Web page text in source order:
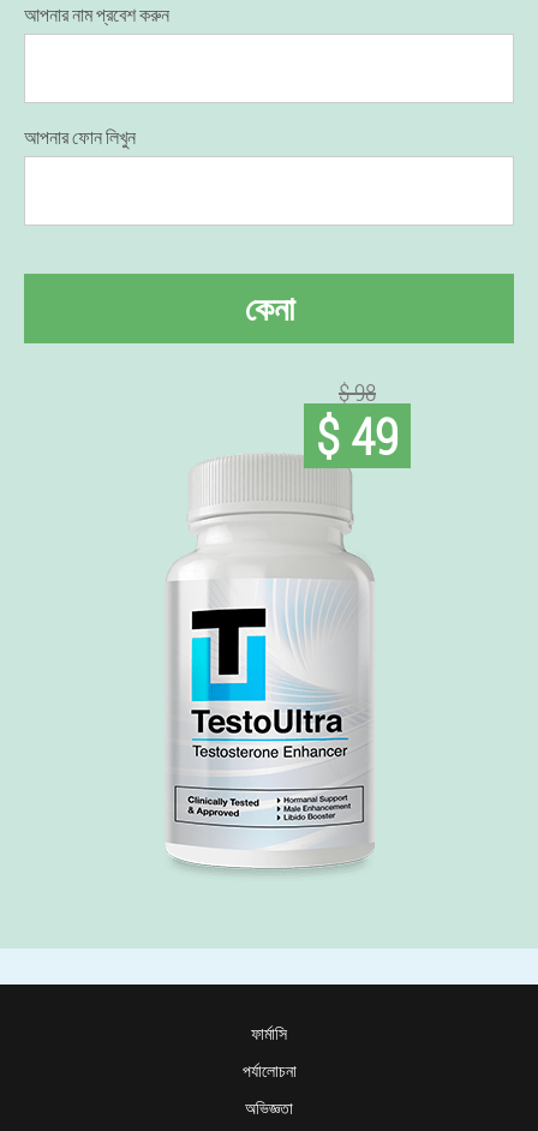
আপনার নাম প্রবেশ করুন
আপনার ফোন লিখুন
কেনা
$ 98
$ 49
ফার্মাসি
পর্যালোচনা
অভিজ্ঞতা